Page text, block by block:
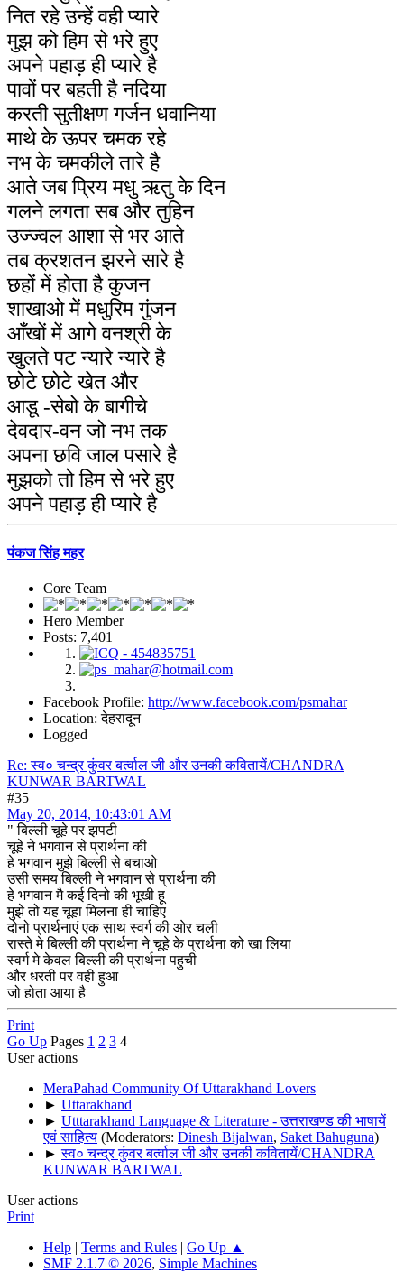
नित रहे उन्हें वही प्यारे
मुझ को हिम से भरे हुए
अपने पहाड़ ही प्यारे है
पावों पर बहती है नदिया
करती सुतीक्षण गर्जन धवानिया
माथे के ऊपर चमक रहे
नभ के चमकीले तारे है
आते जब प्रिय मधु ऋतु के दिन
गलने लगता सब और तुहिन
उज्ज्वल आशा से भर आते
तब क्रशतन झरने सारे है
छहों में होता है कुजन
शाखाओ में मधुरिम गुंजन
आँखों में आगे वनश्री के
खुलते पट न्यारे न्यारे है
छोटे छोटे खेत और
आडू -सेबो के बागीचे
देवदार-वन जो नभ तक
अपना छवि जाल पसारे है
मुझको तो हिम से भरे हुए
अपने पहाड़ ही प्यारे है
पंकज सिंह महर
Core Team
Hero Member
Posts: 7,401
Facebook Profile: http://www.facebook.com/psmahar
Location: देहरादून
Logged
Re: स्व० चन्द्र कुंवर बर्त्वाल जी और उनकी कवितायें/CHANDRA
KUNWAR BARTWAL
#35
May 20, 2014, 10:43:01 AM
" बिल्ली चूहे पर झपटी
चूहे ने भगवान से प्रार्थना की
हे भगवान मुझे बिल्ली से बचाओ
उसी समय बिल्ली ने भगवान से प्रार्थना की
हे भगवान मै कई दिनो की भूखी हू
मुझे तो यह चूहा मिलना ही चाहिए
दोनो प्रार्थनाएं एक साथ स्वर्ग की ओर चली
रास्ते मे बिल्ली की प्रार्थना ने चूहे के प्रार्थना को खा लिया
स्वर्ग मे केवल बिल्ली की प्रार्थना पहुची
और धरती पर वही हुआ
जो होता आया है
Print
Go Up Pages 1 2 3 4
User actions
MeraPahad Community Of Uttarakhand Lovers
► Uttarakhand
► Utttarakhand Language & Literature - उत्तराखण्ड की भाषायें
एवं साहित्य (Moderators: Dinesh Bijalwan, Saket Bahuguna)
►स्व० चन्द्र कुंवर बर्त्वाल जी और उनकी कवितायें/CHANDRA
KUNWAR BARTWAL
User actions
Print
Help | Terms and Rules | Go Up ▲
SMF 2.1.7 © 2026, Simple Machines